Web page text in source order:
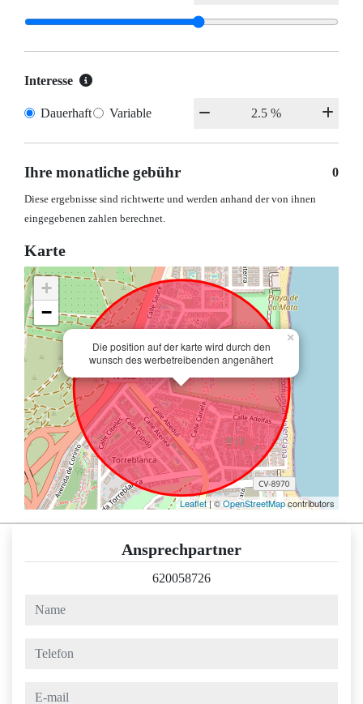
Interesse
Dauerhaft Variable
Ihre monatliche gebühr 0
Diese ergebnisse sind richtwerte und werden anhand der von ihnen
eingegebenen zahlen berechnet.
Karte
Die position auf der karte wird durch den
wunsch des werbetreibenden angenähert
×
+
−
Leaflet| ©OpenStreetMapcontributors
Ansprechpartner
620058726
name
telefon
e-mail